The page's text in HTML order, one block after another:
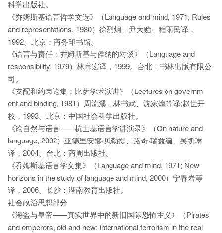
科学出版社。
《乔姆斯基语言哲学文选》（Language and mind, 1971; Rules
and representations, 1980）徐烈炯、尹大贻、程雨民译，
1992。北京：商务印书馆。
《语言与责任：乔姆斯基与侯纳的对谈》（Language and
responsibility, 1979）林宗宏译，1999。台北：书林出版有限公
司。
《支配和约束论集：比萨学术演讲》（Lectures on governm
ent and binding, 1981）周流溪、林书武、沈家煊等译;赵世开
校，1993。北京：中国社会科学出版社。
《论自然与语言——杭士基语言学讲演录》（On nature and
language, 2002）亚德里安娜·贝勒提、路奇·瑞兹编、吴凯琳
译，2004。台北：商周出版社。
《乔姆斯基语言学文集》（Language and mind, 1971; New
horizons in the study of language and mind, 2000）宁春岩等
译，2006。长沙：湖南教育出版社。
社会政治思想部分
《海盗与皇帝——真实世界中的新旧国际恐怖主义》（Pirates
and emperors, old and new: international terrorism in the real